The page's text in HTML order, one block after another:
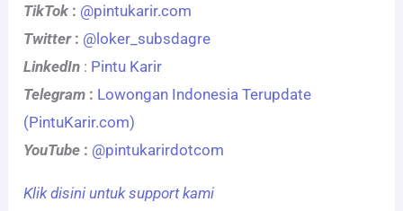
TikTok : @pintukarir.com
Twitter: @loker_subsdagre
LinkedIn : Pintu Karir
Telegram : Lowongan Indonesia Terupdate
(PintuKarir.com)
YouTube : @pintukarirdotcom
Klik disini untuk support kami